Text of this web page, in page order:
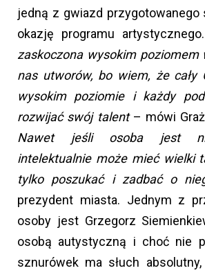
jedną z gwiazd przygotowanego
okazję programu
zaskoczona wysokim poziomem
nas utworów, bo wiem, że cały
wysokim poziomie i każdy
rozwijać swój talent– mówi
Nawet jeśli osoba jest
intelektualnie może mieć wielki
tylko poszukać i zadbać o
prezydent miasta. Jednym z
osoby jest Grzegorz
osobą autystyczną i choć nie
sznurówek ma słuch